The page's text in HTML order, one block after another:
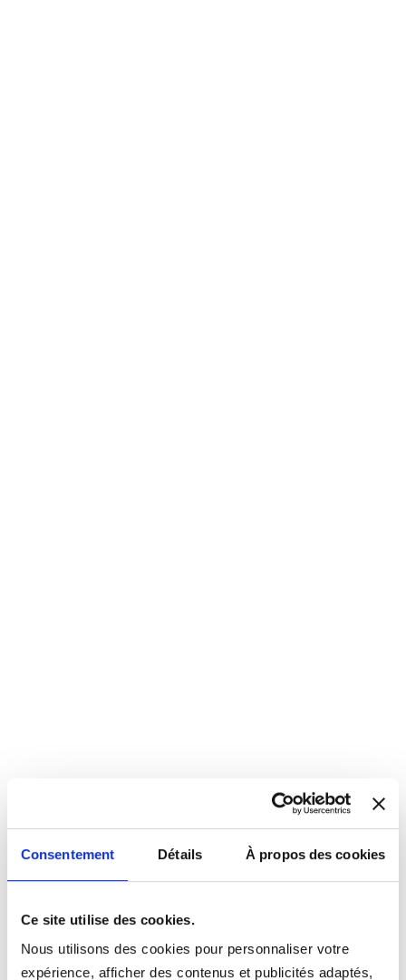
Consentement Détails À propos des cookies
Ce site utilise des cookies.
Nous utilisons des cookies pour personnaliser votre
expérience, afficher des contenus et publicités adaptés,